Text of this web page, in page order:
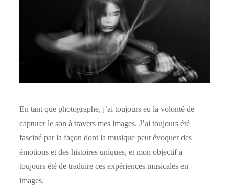
En tant que photographe, j’ai toujours eu la volonté de
capturer le son à travers mes images. J’ai toujours été
fasciné par la façon dont la musique peut évoquer des
émotions et des histoires uniques, et mon objectif a
toujours été de traduire ces expériences musicales en
images.